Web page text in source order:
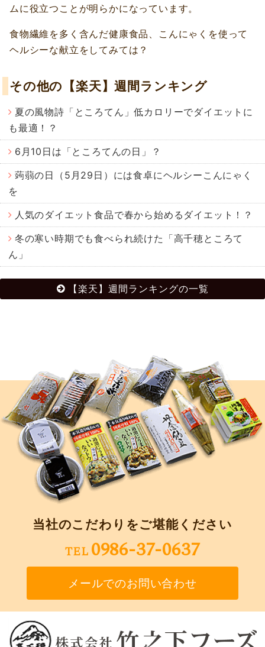
ムに役立つことが明らかになっています。
食物繊維を多く含んだ健康食品、こんにゃくを使って
ヘルシーな献立をしてみては？
その他の【楽天】週間ランキング
夏の風物詩「ところてん」低カロリーでダイエットに
も最適！？
6月10日は「ところてんの日」？
蒟蒻の日（5月29日）には食卓にヘルシーこんにゃく
を
人気のダイエット食品で春から始めるダイエット！？
冬の寒い時期でも食べられ続けた「高千穂ところて
ん」
【楽天】週間ランキングの一覧
当社のこだわりをご堪能ください
TEL 0986-37-0637
メールでのお問い合わせ